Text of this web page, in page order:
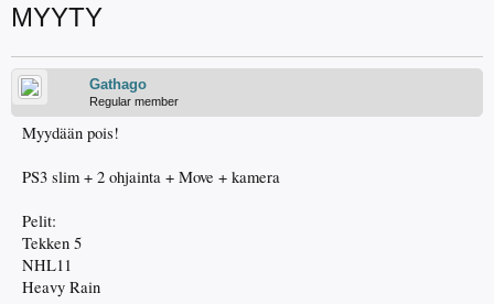
MYYTY
Gathago
Regular member
Myydään pois!
PS3 slim + 2 ohjainta + Move + kamera
Pelit:
Tekken 5
NHL11
Heavy Rain